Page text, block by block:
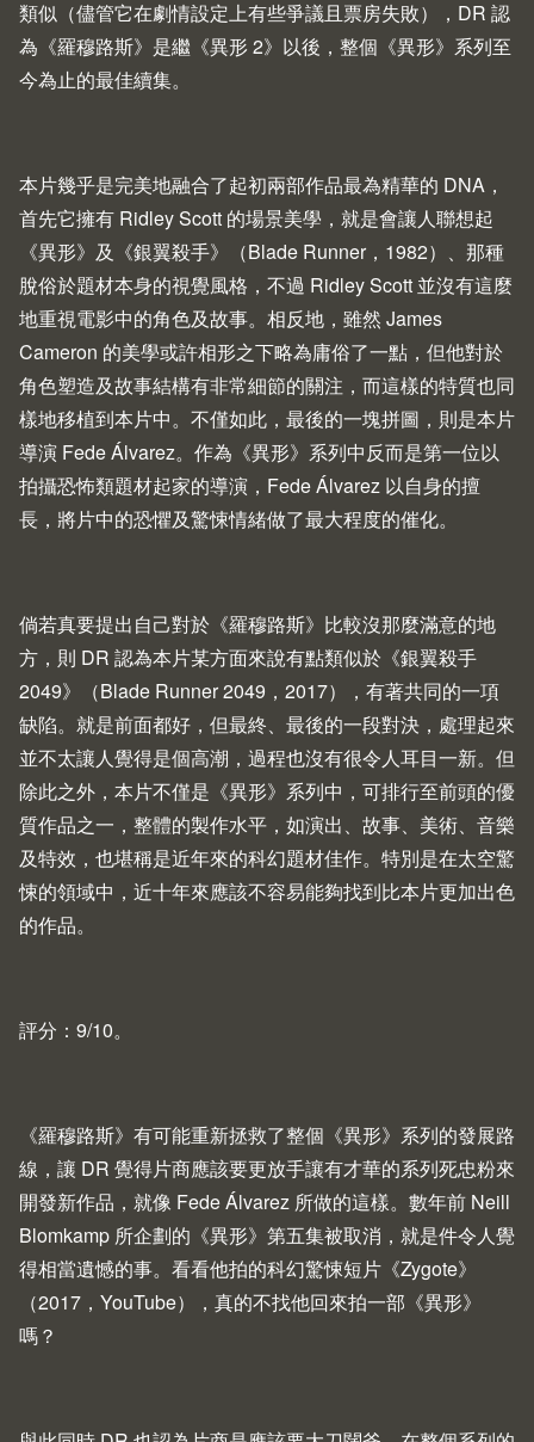
類似（儘管它在劇情設定上有些爭議且票房失敗），DR 認
為《羅穆路斯》是繼《異形 2》以後，整個《異形》系列至
今為止的最佳續集。
本片幾乎是完美地融合了起初兩部作品最為精華的 DNA，
首先它擁有 Ridley Scott 的場景美學，就是會讓人聯想起
《異形》及《銀翼殺手》（Blade Runner ，1982）、那種
脫俗於題材本身的視覺風格，不過 Ridley Scott 並沒有這麼
地重視電影中的角色及故事。相反地，雖然 James
Cameron 的美學或許相形之下略為庸俗了一點，但他對於
角色塑造及故事結構有非常細節的關注，而這樣的特質也同
樣地移植到本片中。不僅如此，最後的一塊拼圖，則是本片
導演 Fede Álvarez。作為《異形》系列中反而是第一位以
拍攝恐怖類題材起家的導演，Fede Álvarez 以自身的擅
長，將片中的恐懼及驚悚情緒做了最大程度的催化。
倘若真要提出自己對於《羅穆路斯》比較沒那麼滿意的地
方，則 DR 認為本片某方面來說有點類似於《銀翼殺手
2049》（Blade Runner 2049 ，2017），有著共同的一項
缺陷。就是前面都好，但最終、最後的一段對決，處理起來
並不太讓人覺得是個高潮，過程也沒有很令人耳目一新。但
除此之外，本片不僅是《異形》系列中，可排行至前頭的優
質作品之一，整體的製作水平，如演出、故事、美術、音樂
及特效，也堪稱是近年來的科幻題材佳作。特別是在太空驚
悚的領域中，近十年來應該不容易能夠找到比本片更加出色
的作品。
評分：9/10。
《羅穆路斯》有可能重新拯救了整個《異形》系列的發展路
線，讓 DR 覺得片商應該要更放手讓有才華的系列死忠粉來
開發新作品，就像 Fede Álvarez 所做的這樣。數年前 Neill
Blomkamp 所企劃的《異形》第五集被取消，就是件令人覺
得相當遺憾的事。看看他拍的科幻驚悚短片《Zygote》
（2017， YouTube），真的不找他回來拍一部《異形》
嗎？